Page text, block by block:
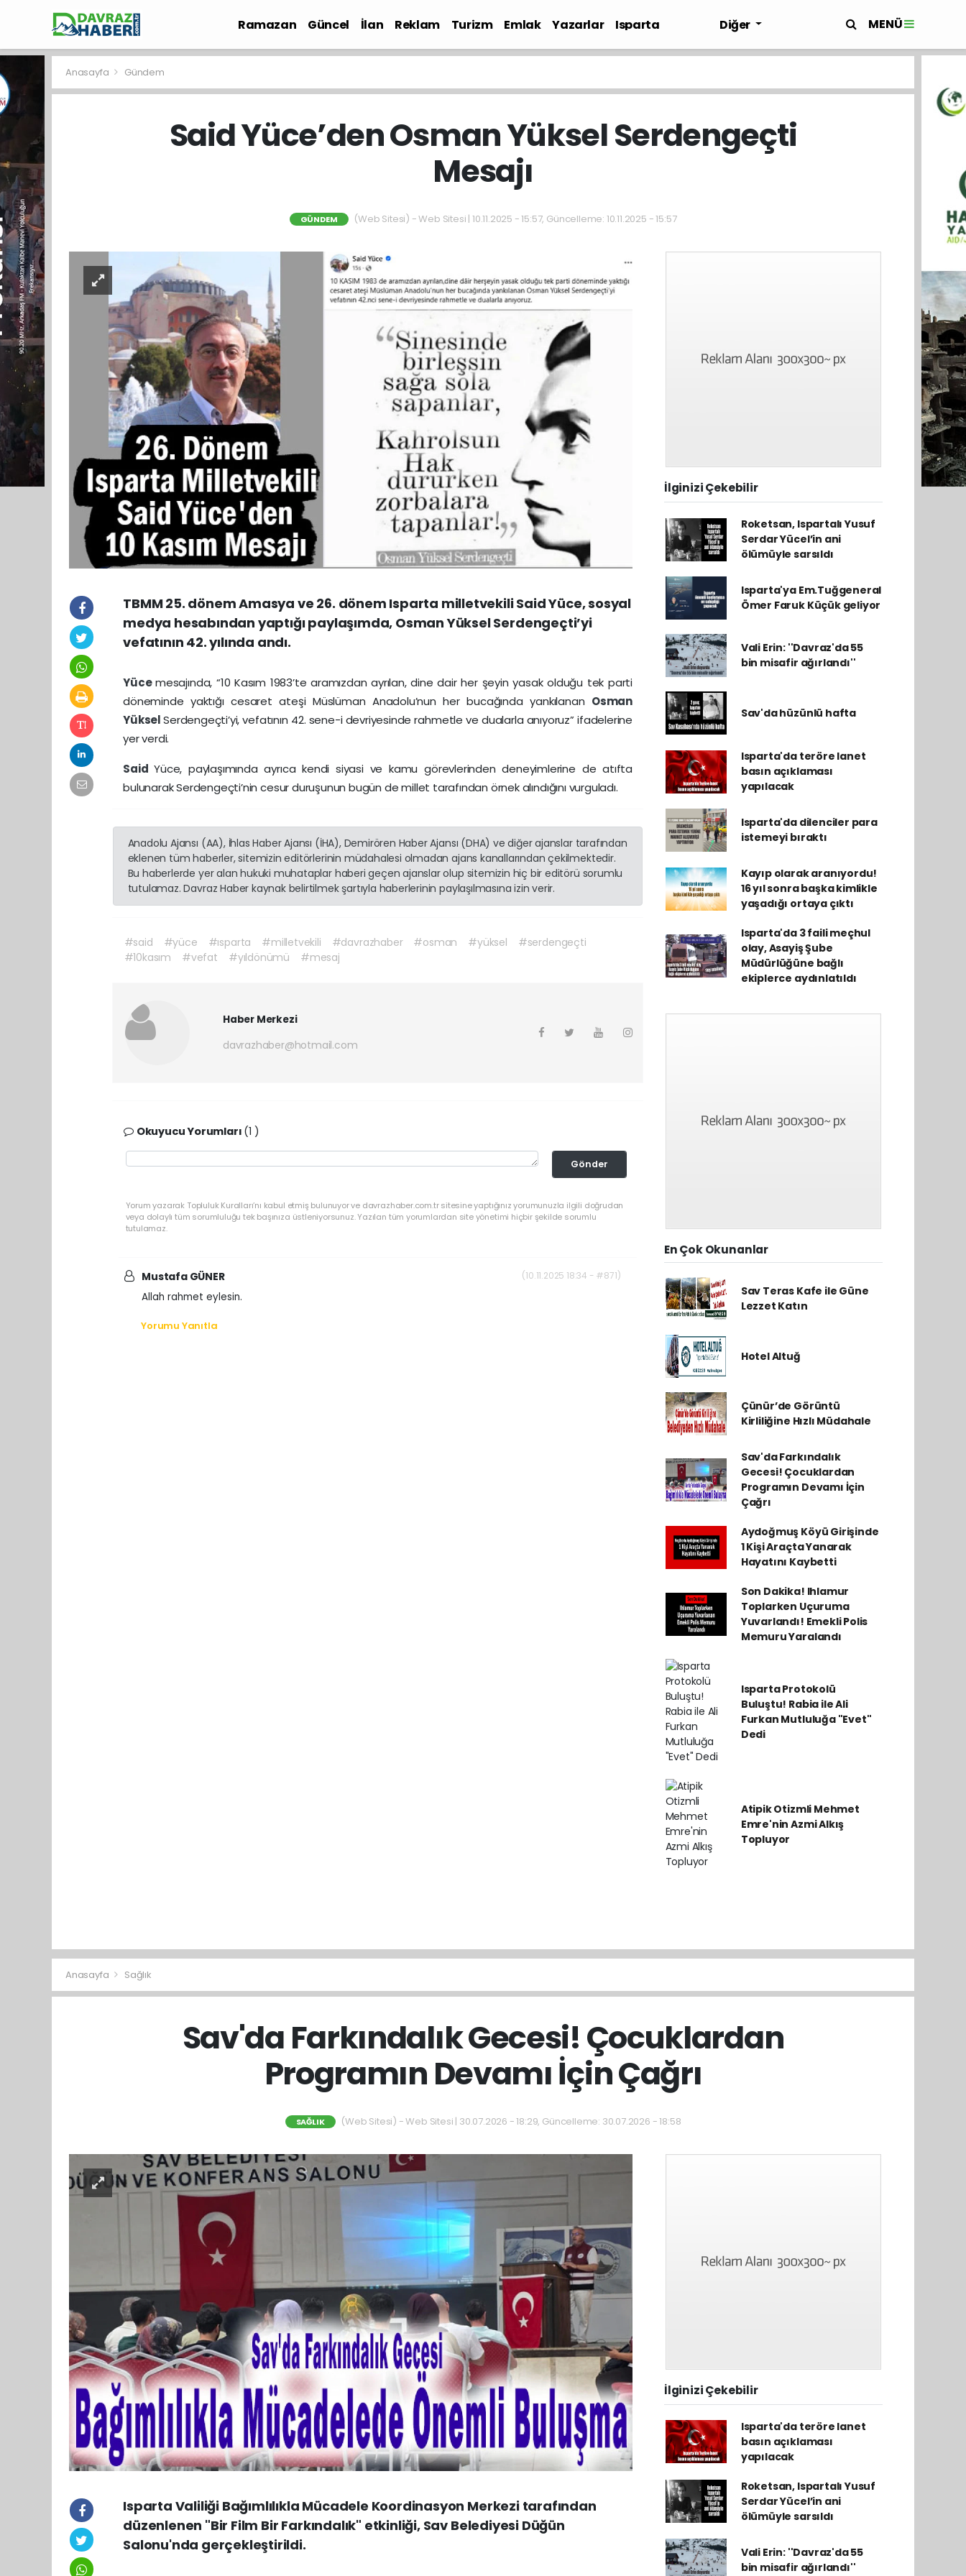
Ramazan Güncel İlan Reklam Turizm Emlak Yazarlar
Isparta
Diğer MENÜ
Anasayfa Gündem
Said Yüce’den Osman Yüksel Serdengeçti
Mesajı
GÜNDEM (Web Sitesi) - Web Sitesi | 10.11.2025 - 15:57, Güncelleme: 10.11.2025 - 15:57
TBMM 25. dönem Amasya ve 26. dönem Isparta milletvekili Said Yüce, sosyal
medya hesabından yaptığı paylaşımda, Osman Yüksel Serdengeçti’yi
vefatının 42. yılında andı.
Yücemesajında, “10 Kasım 1983’te aramızdan ayrılan, dine dair her şeyin yasak olduğu tek parti
döneminde yaktığı cesaret ateşi Müslüman Anadolu’nun her bucağında yankılanan Osman
YükselSerdengeçti’yi, vefatının 42. sene-i devriyesinde rahmetle ve dualarla anıyoruz” ifadelerine
yer verdi.
SaidYüce, paylaşımında ayrıca kendi siyasi ve kamu görevlerinden deneyimlerine de atıfta
bulunarak Serdengeçti’nin cesur duruşunun bugün de millet tarafından örnek alındığını vurguladı.
Anadolu Ajansı (AA), İhlas Haber Ajansı (İHA), Demirören Haber Ajansı (DHA) ve diğer ajanslar tarafından
eklenen tüm haberler, sitemizin editörlerinin müdahalesi olmadan ajans kanallarından çekilmektedir.
Bu haberlerde yer alan hukuki muhataplar haberi geçen ajanslar olup sitemizin hiç bir editörü sorumlu
tutulamaz. Davraz Haber kaynak belirtilmek şartıyla haberlerinin paylaşılmasına izin verir.
#said #yüce #ısparta #milletvekili #davrazhaber #osman #yüksel
#serdengeçti
#10kasım
#vefat #yıldönümü #mesaj
Haber Merkezi
davrazhaber@hotmail.com
Okuyucu Yorumları (1 )
Gönder
Yorum yazarak Topluluk Kuralları’nı kabul etmiş bulunuyor ve davrazhaber.com.tr sitesine yaptığınız yorumunuzla ilgili doğrudan
veya dolaylı tüm sorumluluğu tek başınıza üstleniyorsunuz. Yazılan tüm yorumlardan site yönetimi hiçbir şekilde sorumlu
tutulamaz.
Mustafa GÜNER (10.11.2025 18:34 - #871)
Allah rahmet eylesin.
Yorumu Yanıtla
İlginizi Çekebilir
Roketsan, Ispartalı Yusuf
Serdar Yücel’in ani
ölümüyle sarsıldı
Isparta'ya Em.Tuğgeneral
Ömer Faruk Küçük geliyor
Vali Erin: ''Davraz'da 55
bin misafir ağırlandı''
Sav'da hüzünlü hafta
Isparta'da teröre lanet
basın açıklaması
yapılacak
Isparta'da dilenciler para
istemeyi bıraktı
Kayıp olarak aranıyordu!
16 yıl sonra başka kimlikle
yaşadığı ortaya çıktı
Isparta'da 3 faili meçhul
olay, Asayiş Şube
Müdürlüğüne bağlı
ekiplerce aydınlatıldı
En Çok Okunanlar
Sav Teras Kafe ile Güne
Lezzet Katın
Hotel Altuğ
Çünür’de Görüntü
Kirliliğine Hızlı Müdahale
Sav'da Farkındalık
Gecesi! Çocuklardan
Programın Devamı İçin
Çağrı
Aydoğmuş Köyü Girişinde
1 Kişi Araçta Yanarak
Hayatını Kaybetti
Son Dakika! Ihlamur
Toplarken Uçuruma
Yuvarlandı! Emekli Polis
Memuru Yaralandı
Isparta Protokolü
Buluştu! Rabia ile Ali
Furkan Mutluluğa "Evet"
Dedi
Atipik Otizmli Mehmet
Emre'nin Azmi Alkış
Topluyor
Anasayfa Sağlık
Sav'da Farkındalık Gecesi! Çocuklardan
Programın Devamı İçin Çağrı
SAĞLIK (Web Sitesi) - Web Sitesi | 30.07.2026 - 18:29, Güncelleme: 30.07.2026 - 18:58
Isparta Valiliği Bağımlılıkla Mücadele Koordinasyon Merkezi tarafından
düzenlenen "Bir Film Bir Farkındalık" etkinliği, Sav Belediyesi Düğün
Salonu'nda gerçekleştirildi.
İlginizi Çekebilir
Isparta'da teröre lanet
basın açıklaması
yapılacak
Roketsan, Ispartalı Yusuf
Serdar Yücel’in ani
ölümüyle sarsıldı
Vali Erin: ''Davraz'da 55
bin misafir ağırlandı''